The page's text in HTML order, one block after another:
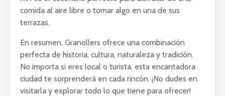
comida al aire libre o tomar algo en una de sus
terrazas.
En resumen, Granollers ofrece una combinación
perfecta de historia, cultura, naturaleza y tradición.
No importa si eres local o turista, esta encantadora
ciudad te sorprenderá en cada rincón. ¡No dudes en
visitarla y explorar todo lo que tiene para ofrecer!